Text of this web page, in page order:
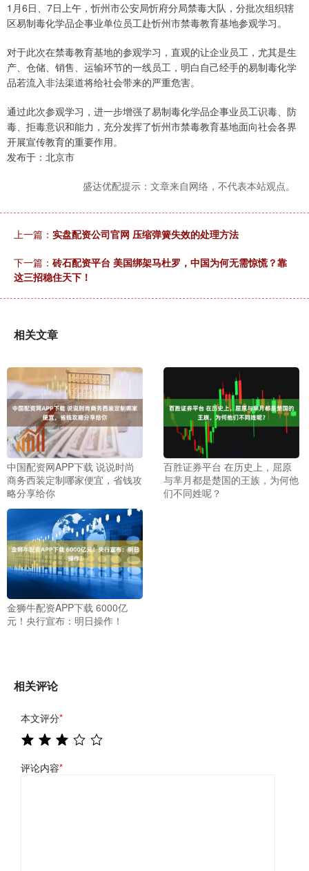
1月6日、7日上午，忻州市公安局忻府分局禁毒大队，分批次组织辖
区易制毒化学品企事业单位员工赴忻州市禁毒教育基地参观学习。
对于此次在禁毒教育基地的参观学习，直观的让企业员工，尤其是生
产、仓储、销售、运输环节的一线员工，明白自己经手的易制毒化学
品若流入非法渠道将给社会带来的严重危害。
通过此次参观学习，进一步增强了易制毒化学品企事业员工识毒、防
毒、拒毒意识和能力，充分发挥了忻州市禁毒教育基地面向社会各界
开展宣传教育的重要作用。
发布于：北京市
盛达优配提示：文章来自网络，不代表本站观点。
上一篇： 实盘配资公司官网 压缩弹簧失效的处理方法
下一篇： 砖石配资平台 美国绑架马杜罗，中国为何无需惊慌？靠
这三招稳住天下！
相关文章
中国配资网APP下载 说说时尚
商务西装定制哪家便宜，省钱攻
略分享给你
百胜证券平台 在历史上，屈原
与芈月都是楚国的王族，为何他
们不同姓呢？
金狮牛配资APP下载 6000亿
元！央行宣布：明日操作！
相关评论
本文评分*
评论内容*